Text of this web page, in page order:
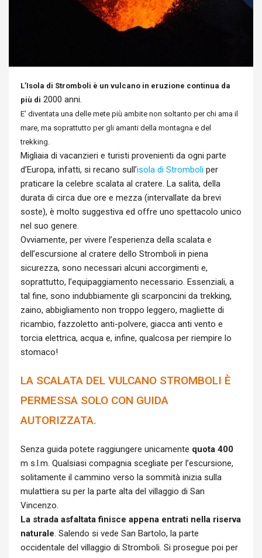
L’Isola di Stromboli è un vulcano in eruzione continua da
più di 2000 anni.
E’ diventata una delle mete più ambite non soltanto per chi ama il
mare, ma soprattutto per gli amanti della montagna e del
trekking.
Migliaia di vacanzieri e turisti provenienti da ogni parte
d’Europa, infatti, si recano sull’isola di Stromboli per
praticare la celebre scalata al cratere. La salita, della
durata di circa due ore e mezza (intervallate da brevi
soste), è molto suggestiva ed offre uno spettacolo unico
nel suo genere.
Ovviamente, per vivere l’esperienza della scalata e
dell’escursione al cratere dello Stromboli in piena
sicurezza, sono necessari alcuni accorgimenti e,
soprattutto, l’equipaggiamento necessario. Essenziali, a
tal fine, sono indubbiamente gli scarponcini da trekking,
zaino, abbigliamento non troppo leggero, magliette di
ricambio, fazzoletto anti-polvere, giacca anti vento e
torcia elettrica, acqua e, infine, qualcosa per riempire lo
stomaco!
LA SCALATA DEL VULCANO STROMBOLI È
PERMESSA SOLO CON GUIDA
AUTORIZZATA.
Senza guida potete raggiungere unicamente quota 400
m s.l.m. Qualsiasi compagnia scegliate per l’escursione,
solitamente il cammino verso la sommità inizia sulla
mulattiera su per la parte alta del villaggio di San
Vincenzo.
La strada asfaltata finisce appena entrati nella riserva
naturale. Salendo si vede San Bartolo, la parte
occidentale del villaggio di Stromboli. Si prosegue poi per